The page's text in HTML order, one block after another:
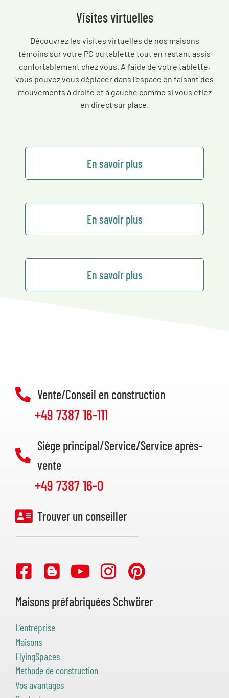
Visites virtuelles
Découvrez les visites virtuelles de nos maisons
témoins sur votre PC ou tablette tout en restant assis
confortablement chez vous. A l’aide de votre tablette,
vous pouvez vous déplacer dans l’espace en faisant des
mouvements à droite et à gauche comme si vous étiez
en direct sur place.
En savoir plus
En savoir plus
En savoir plus
Vente/Conseil en construction
+49 7387 16-111
Siège principal/Service/Service après-
vente
+49 7387 16-0
Trouver un conseiller
Maisons préfabriquées Schwörer
L’entreprise
Maisons
FlyingSpaces
Methode de construction
Vos avantages